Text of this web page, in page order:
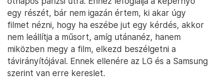
egy részét, bár nem igazán értem, ki akar úgy
filmet nézni, hogy ha eszébe jut egy kérdés, akkor
nem leállítja a műsort, amíg utánanéz, hanem
miközben megy a film, elkezd beszélgetni a
távirányítójával. Ennek ellenére az LG és a Samsung
szerint van erre kereslet.